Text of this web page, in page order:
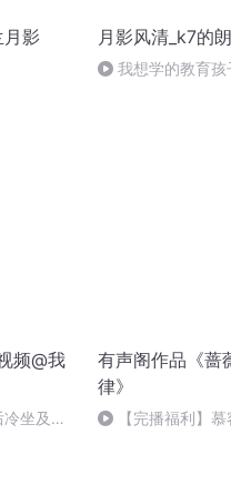
影 月影风清_k7的
我想学的教育
频@我
坐及答
有声阁作品《蔷
律》
【完播福利】